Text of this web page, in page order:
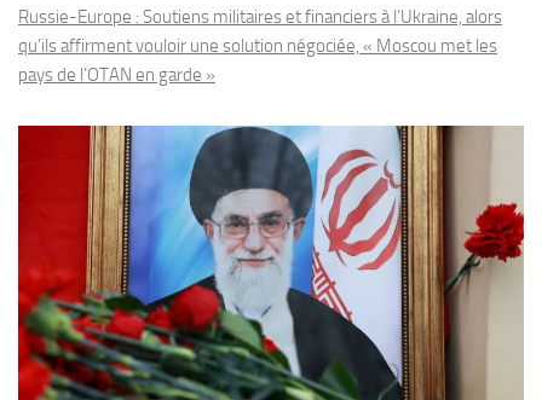
Russie-Europe : Soutiens militaires et financiers à l’Ukraine, alors
qu’ils affirment vouloir une solution négociée, « Moscou met les
pays de l’OTAN en garde »